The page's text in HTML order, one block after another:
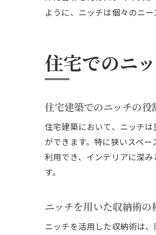
ように、ニッチは個々のニ
住宅でのニ
住宅建築でのニッチの役
住宅建築において、ニッチ
ができます。特に狭いスペ
利用でき、インテリアに深
す。
ニッチを用いた収納術の
ニッチを活用した収納術は